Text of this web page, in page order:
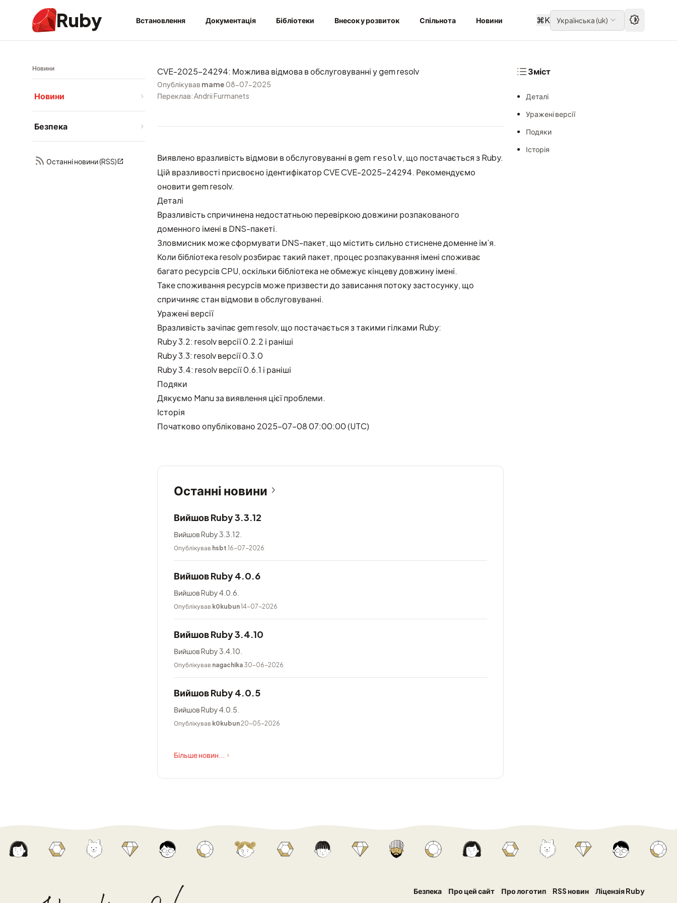
Ruby Встановлення Документація Бібліотеки Внесок у розвиток Спільнота Новини ⌘K Українська(uk)
Новини
Новини
Безпека
Останні новини (RSS)
CVE-2025-24294: Можлива відмова в обслуговуванні у gem resolv
Опублікував mame 08-07-2025
Переклав: Andrii Furmanets
Виявлено вразливість відмови в обслуговуванні в gem resolv, що постачається з Ruby.
Цій вразливості присвоєно ідентифікатор CVECVE-2025-24294. Рекомендуємо
оновити gem resolv.
Деталі
Вразливість спричинена недостатньою перевіркою довжини розпакованого
доменного імені в DNS-пакеті.
Зловмисник може сформувати DNS-пакет, що містить сильно стиснене доменне ім’я.
Коли бібліотека resolv розбирає такий пакет, процес розпакування імені споживає
багато ресурсів CPU, оскільки бібліотека не обмежує кінцеву довжину імені.
Таке споживання ресурсів може призвести до зависання потоку застосунку, що
спричиняє стан відмови в обслуговуванні.
Уражені версії
Вразливість зачіпає gem resolv, що постачається з такими гілками Ruby:
Ruby 3.2: resolv версії 0.2.2 і раніші
Ruby 3.3: resolv версії 0.3.0
Ruby 3.4: resolv версії 0.6.1 і раніші
Подяки
Дякуємо Manuза виявлення цієї проблеми.
Історія
Початково опубліковано 2025-07-08 07:00:00 (UTC)
Останні новини
Вийшов Ruby 3.3.12
Вийшов Ruby 3.3.12.
Опублікував hsbt 16-07-2026
Вийшов Ruby 4.0.6
Вийшов Ruby 4.0.6.
Опублікував k0kubun14-07-2026
Вийшов Ruby 3.4.10
Вийшов Ruby 3.4.10.
Опублікував nagachika 30-06-2026
Вийшов Ruby 4.0.5
Вийшов Ruby 4.0.5.
Опублікував k0kubun20-05-2026
Більше новин...
Зміст
Деталі
Уражені версії
Подяки
Історія
Безпека Про цей сайт Про логотип RSS новин Ліцензія Ruby